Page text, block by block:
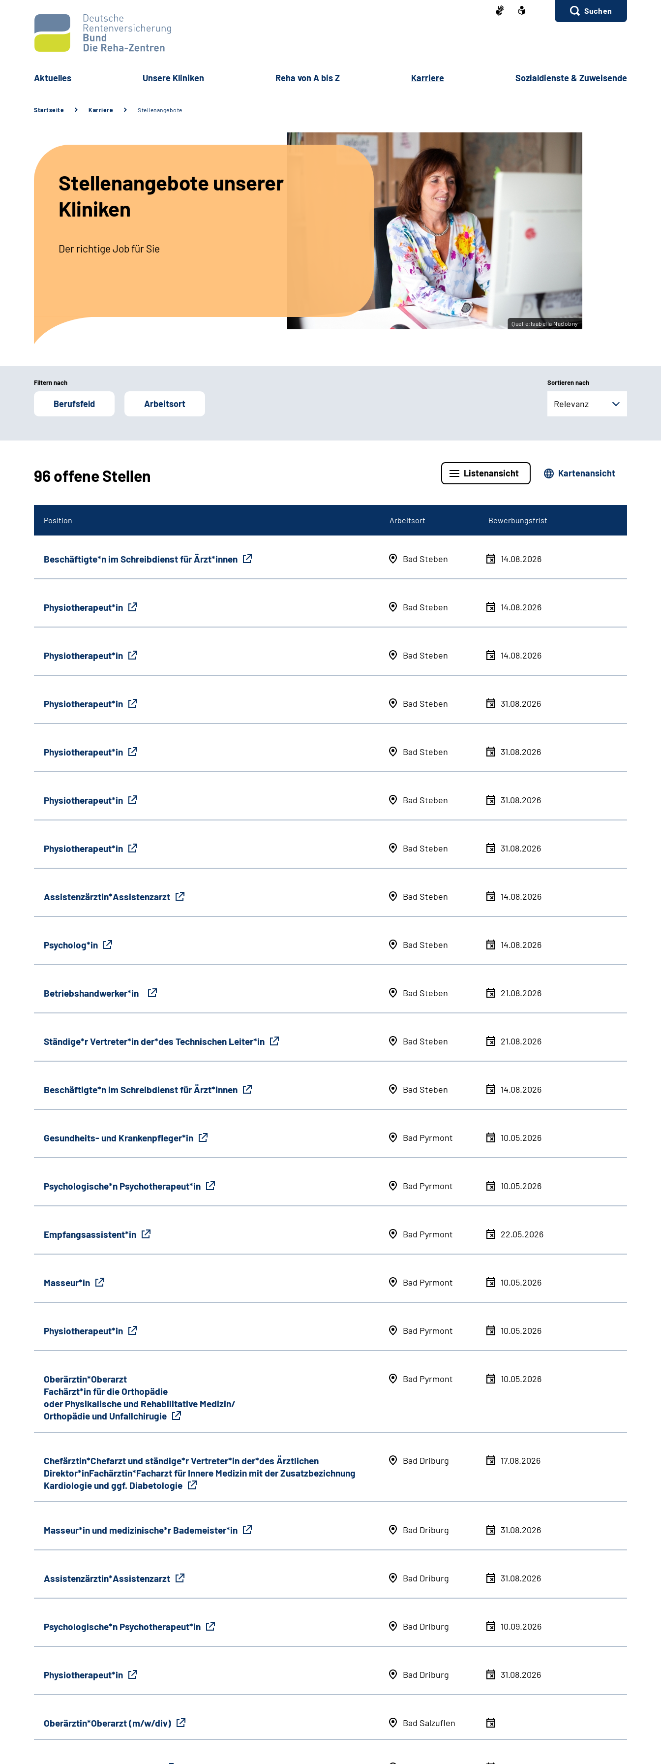
Suchen
Aktuelles Unsere Kliniken Reha von A bis Z Karriere Sozialdienste & Zuweisende
Startseite Karriere Stellenangebote
Stellenangebote unserer
Kliniken
Der richtige Job für Sie
Quelle:Isabella Nadobny
Filtern nach
Berufsfeld Arbeitsort
Sortieren nach
Relevanz
96 offene Stellen Listenansicht Kartenansicht
Position Arbeitsort Bewerbungsfrist
Beschäftigte*n im Schreibdienst für Ärzt*innen Bad Steben 14.08.2026
Physiotherapeut*in Bad Steben 14.08.2026
Physiotherapeut*in Bad Steben 14.08.2026
Physiotherapeut*in Bad Steben 31.08.2026
Physiotherapeut*in Bad Steben 31.08.2026
Physiotherapeut*in Bad Steben 31.08.2026
Physiotherapeut*in Bad Steben 31.08.2026
Assistenzärztin*Assistenzarzt Bad Steben 14.08.2026
Psycholog*in Bad Steben 14.08.2026
Betriebshandwerker*in Bad Steben 21.08.2026
Ständige*r Vertreter*in der*des Technischen Leiter*in Bad Steben 21.08.2026
Beschäftigte*n im Schreibdienst für Ärzt*innen Bad Steben 14.08.2026
Gesundheits- und Krankenpfleger*in Bad Pyrmont 10.05.2026
Psychologische*n Psychotherapeut*in Bad Pyrmont 10.05.2026
Empfangsassistent*in Bad Pyrmont 22.05.2026
Masseur*in Bad Pyrmont 10.05.2026
Physiotherapeut*in Bad Pyrmont 10.05.2026
Oberärztin*Oberarzt
Fachärzt*in für die Orthopädie
oder Physikalische und Rehabilitative Medizin/
Orthopädie und Unfallchirugie
Bad Pyrmont 10.05.2026
Chefärztin*Chefarzt und ständige*r Vertreter*in der*des Ärztlichen
Direktor*inFachärztin*Facharzt für Innere Medizin mit der Zusatzbezichnung
Kardiologie und ggf. Diabetologie
Bad Driburg 17.08.2026
Masseur*in und medizinische*r Bademeister*in Bad Driburg 31.08.2026
Assistenzärztin*Assistenzarzt Bad Driburg 31.08.2026
Psychologische*n Psychotherapeut*in Bad Driburg 10.09.2026
Physiotherapeut*in Bad Driburg 31.08.2026
Oberärztin*Oberarzt (m/w/div) Bad Salzuflen